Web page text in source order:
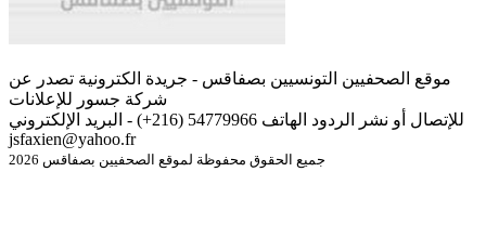
موقع الصحفيين التونسيين بصفاقس - جريدة الكترونية تصدر عن
شركة جسور للإعلانات
للإتصال أو نشر الردود الهاتف 54779966 (216+) - البريد الإلكتروني
jsfaxien@yahoo.fr
جميع الحقوق محفوظة لموقع الصحفيين بصفاقس 2026